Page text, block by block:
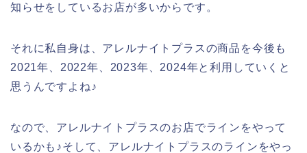
知らせをしているお店が多いからです。
それに私自身は、アレルナイトプラスの商品を今後も
2021年、2022年、2023年、2024年と利用していくと
思うんですよね♪
なので、アレルナイトプラスのお店でラインをやって
いるかも♪そして、アレルナイトプラスのラインをやっ